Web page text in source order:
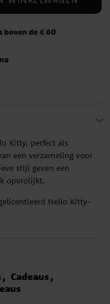
boven de € 60
Kitty, perfect als
een verzameling voor
stijl geven een
opvrolijkt.
Hello Kitty-
Cadeaus